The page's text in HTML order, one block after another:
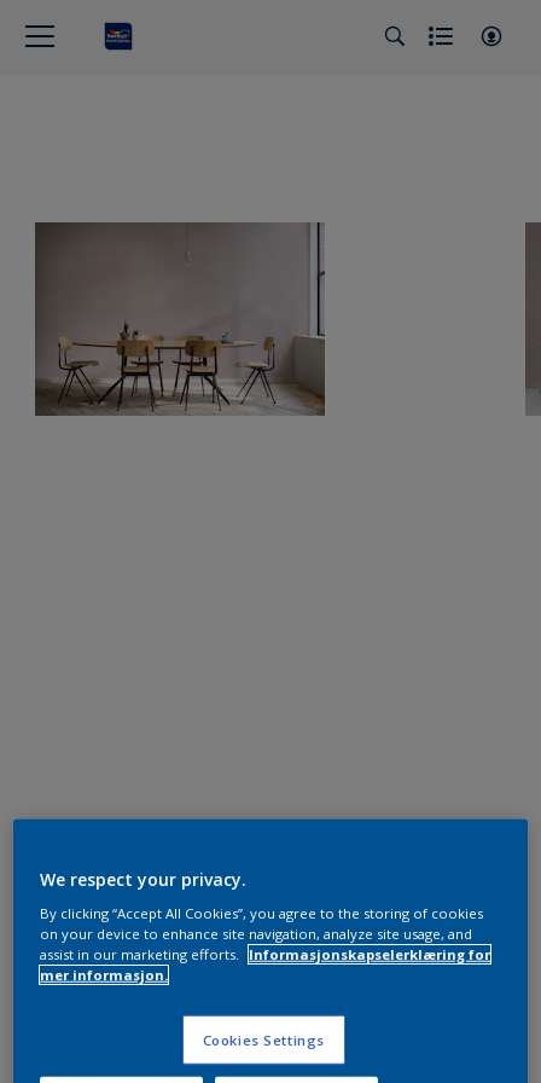
We respect your privacy.
By clicking “Accept All Cookies”, you agree to the storing of cookies
on your device to enhance site navigation, analyze site usage, and
assist in our marketing efforts.
Informasjonskapselerklæring for
mer informasjon.
Cookies Settings